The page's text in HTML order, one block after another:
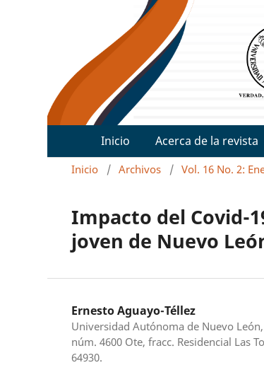
Inicio Acerca de la revista
Inicio / Archivos / Vol. 16 No. 2:
Impacto del Covid-
joven de Nuevo
Ernesto Aguayo-Téllez
Universidad Autónoma de Nuevo
núm. 4600 Ote, fracc. Residencial Las
64930.